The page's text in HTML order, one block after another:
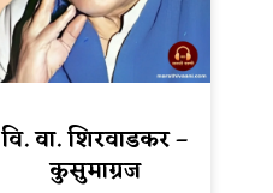
वि. वा. शिरवाडकर –
कुसुमाग्रज